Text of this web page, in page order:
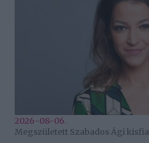
2026-08-06.
Megszületett Szabados Ági kisfia